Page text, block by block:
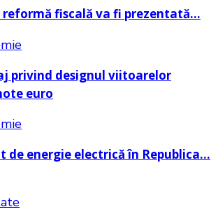
reformă fiscală va fi prezentată…
privind designul viitoarelor
euro
de energie electrică în Republica…